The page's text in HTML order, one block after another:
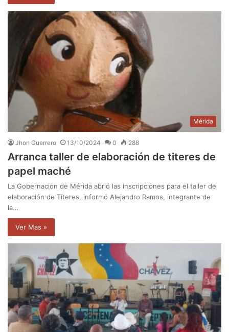
Mérida
Jhon Guerrero 13/10/2024 0 288
Arranca taller de elaboración de titeres de
papel maché
La Gobernación de Mérida abrió las inscripciones para el taller de
elaboración de Títeres, informó Alejandro Ramos, integrante de
la…
Ver Mas »